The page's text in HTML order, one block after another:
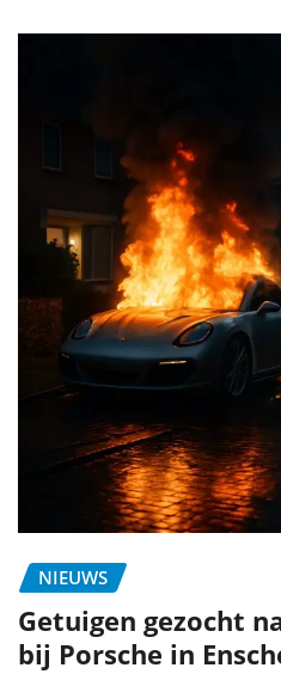
NIEUWS
Getuigen gezocht
bij Porsche in